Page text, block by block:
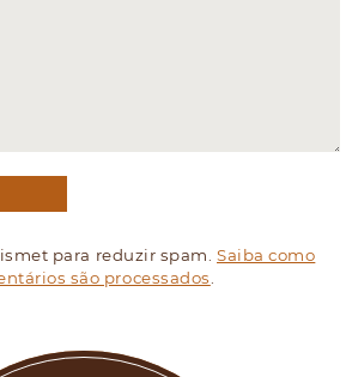
para reduzir spam.Saiba como
são processados